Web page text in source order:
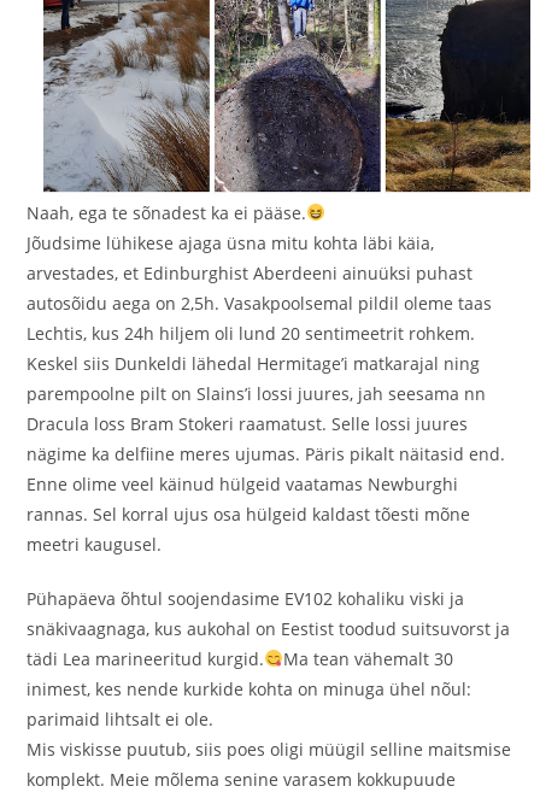
Naah, ega te sõnadest ka ei pääse.
Jõudsime lühikese ajaga üsna mitu kohta läbi käia,
arvestades, et Edinburghist Aberdeeni ainuüksi puhast
autosõidu aega on 2,5h. Vasakpoolsemal pildil oleme taas
Lechtis, kus 24h hiljem oli lund 20 sentimeetrit rohkem.
Keskel siis Dunkeldi lähedal Hermitage’i matkarajal ning
parempoolne pilt on Slains’i lossi juures, jah seesama nn
Dracula loss Bram Stokeri raamatust. Selle lossi juures
nägime ka delfiine meres ujumas. Päris pikalt näitasid end.
Enne olime veel käinud hülgeid vaatamas Newburghi
rannas. Sel korral ujus osa hülgeid kaldast tõesti mõne
meetri kaugusel.
Pühapäeva õhtul soojendasime EV102 kohaliku viski ja
snäkivaagnaga, kus aukohal on Eestist toodud suitsuvorst ja
tädi Lea marineeritud kurgid.
Ma tean vähemalt 30
inimest, kes nende kurkide kohta on minuga ühel nõul:
parimaid lihtsalt ei ole.
Mis viskisse puutub, siis poes oligi müügil selline maitsmise
komplekt. Meie mõlema senine varasem kokkupuude